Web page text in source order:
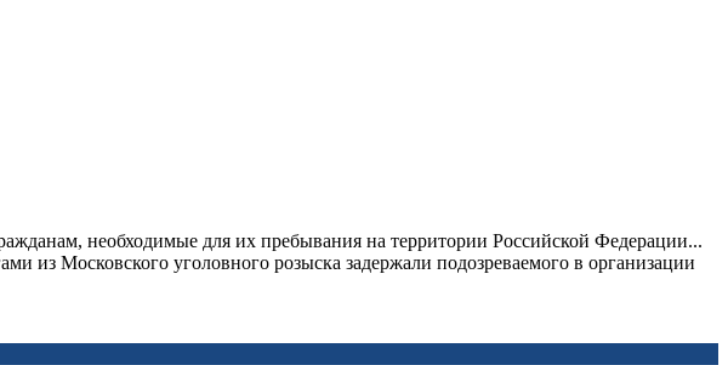
необходимые для их пребывания на территории Российской Федерации...
из Московского уголовного розыска задержали подозреваемого в организации